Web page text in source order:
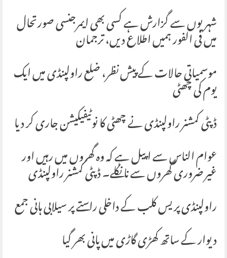
شہریوں سے گزارش ہے کسی بھی ایمرجنسی صورتحال
میں فی الفور ہمیں اطلاع دیں، ترجمان
موسمیاتی حالات کے پیش نظر، ضلع راولپنڈی میں ایک
یوم کی چھٹی
ڈپٹی کمشنر راولپنڈی نے چھٹی کا نوٹیفیکیشن جاری کر دیا
عوام الناس سے اپیل ہے کہ وہ گھروں میں رہیں اور
غیر ضروری گھروں سے نا نکلے۔ ڈپٹی کمشنر راولپنڈی
راولپنڈی پریس کلب کے داخلی راستے پر سیلابی ہانی جمع
دیوار کے ساتھ کھڑی گاڑی میں پانی بھر گیا